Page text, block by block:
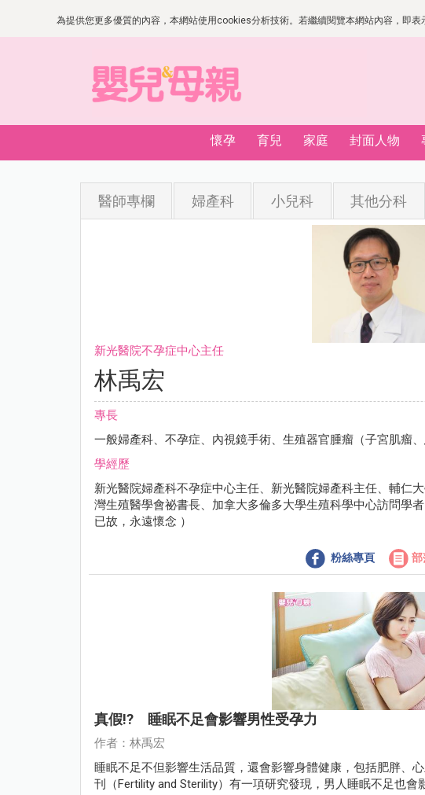
為提供您更多優質的內容，本網站使用cookies分析技術。若繼續閱覽本網站內容，即
懷孕 育兒 家庭 封面人物
醫師專欄 婦產科 小兒科 其他分科
新光醫院不孕症中心主任
林禹宏
專長
一般婦產科、不孕症、內視鏡手術、生殖器官腫瘤（子宮肌瘤、
學經歷
新光醫院婦產科不孕症中心主任、新光醫院婦產科主任、輔仁
灣生殖醫學會祕書長、加拿大多倫多大學生殖科學中心訪問學
已故，永遠懷念 ）
粉絲專頁 部
真假!? 睡眠不足會影響男性受孕力
作者：林禹宏
睡眠不足不但影響生活品質，還會影響身體健康，包括肥胖、
刊（Fertility and Sterility）有一項研究發現，男人睡眠不足也會